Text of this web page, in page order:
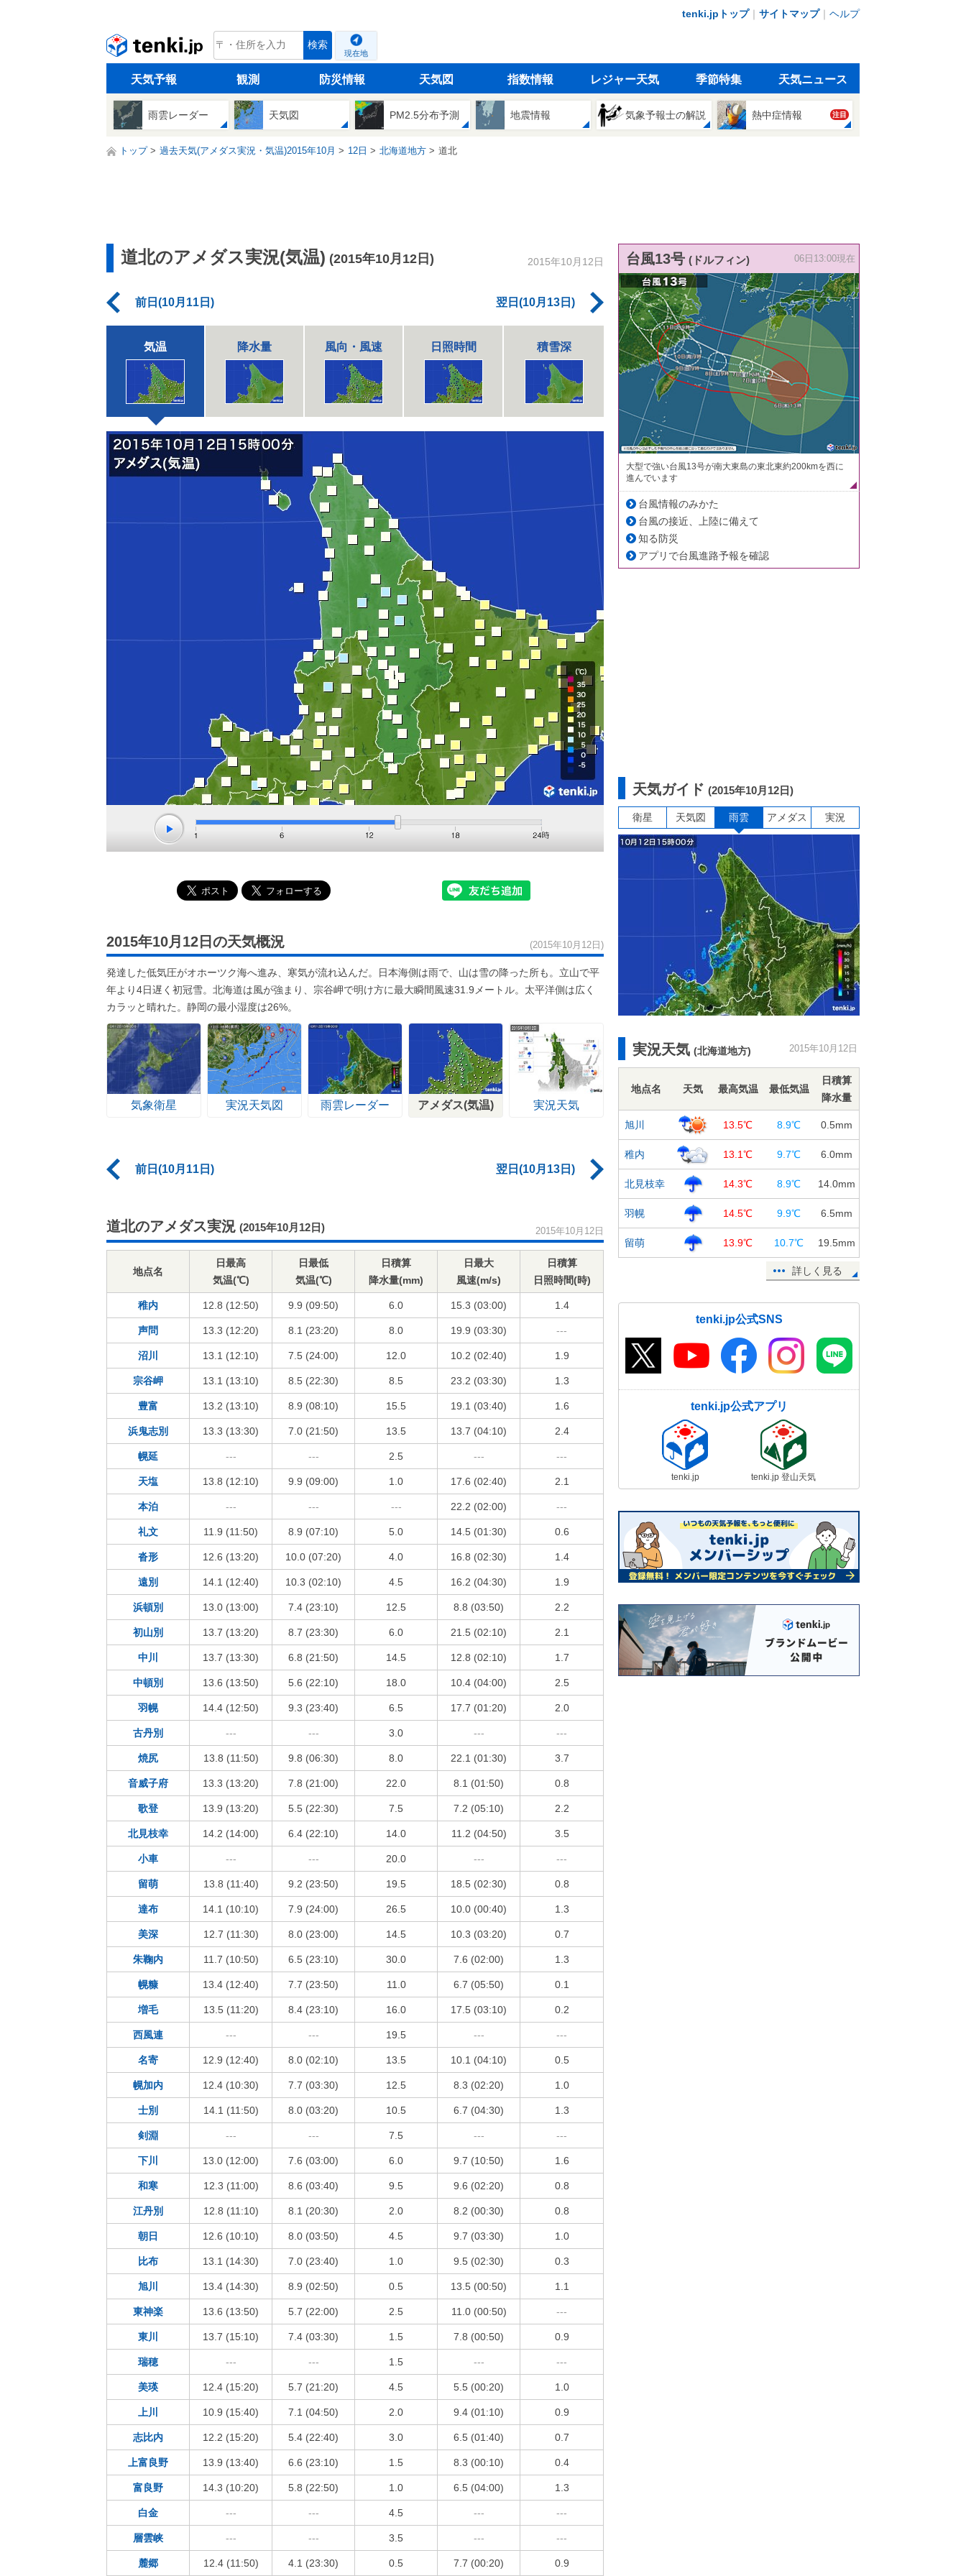
tenki.jpトップ｜ サイトマップ｜ ヘルプ
tenki.jp 検索
現在地
天気予報 観測 防災情報 天気図 指数情報 レジャー天気 季節特集 天気ニュース
雨雲レーダー 天気図 PM2.5分布予測 地震情報 気象予報士の解説 熱中症情報 注目
トップ 過去天気(アメダス実況・気温)2015年10月 12日 北海道地方 道北
道北のアメダス実況(気温) (2015年10月12日) 2015年10月12日
前日(10月11日) 翌日(10月13日)
気温 降水量 風向・風速 日照時間 積雪深
2015年10月12日の天気概況 (2015年10月12日)
発達した低気圧がオホーツク海へ進み、寒気が流れ込んだ。日本海側は雨で、山は雪の降った所も。立山で平
年より4日遅く初冠雪。北海道は風が強まり、宗谷岬で明け方に最大瞬間風速31.9メートル。太平洋側は広く
カラッと晴れた。静岡の最小湿度は26%。
気象衛星 実況天気図 雨雲レーダー アメダス(気温) 実況天気
前日(10月11日) 翌日(10月13日)
道北のアメダス実況 (2015年10月12日) 2015年10月12日
地点名
日最高
気温(℃)
日最低
気温(℃)
日積算
降水量(mm)
日最大
風速(m/s)
日積算
日照時間(時)
稚内 12.8 (12:50) 9.9 (09:50) 6.0 15.3 (03:00) 1.4
声問 13.3 (12:20) 8.1 (23:20) 8.0 19.9 (03:30) ---
沼川 13.1 (12:10) 7.5 (24:00) 12.0 10.2 (02:40) 1.9
宗谷岬 13.1 (13:10) 8.5 (22:30) 8.5 23.2 (03:30) 1.3
豊富 13.2 (13:10) 8.9 (08:10) 15.5 19.1 (03:40) 1.6
浜鬼志別 13.3 (13:30) 7.0 (21:50) 13.5 13.7 (04:10) 2.4
幌延 --- --- 2.5 --- ---
天塩 13.8 (12:10) 9.9 (09:00) 1.0 17.6 (02:40) 2.1
本泊 --- --- --- 22.2 (02:00) ---
礼文 11.9 (11:50) 8.9 (07:10) 5.0 14.5 (01:30) 0.6
沓形 12.6 (13:20) 10.0 (07:20) 4.0 16.8 (02:30) 1.4
遠別 14.1 (12:40) 10.3 (02:10) 4.5 16.2 (04:30) 1.9
浜頓別 13.0 (13:00) 7.4 (23:10) 12.5 8.8 (03:50) 2.2
初山別 13.7 (13:20) 8.7 (23:30) 6.0 21.5 (02:10) 2.1
中川 13.7 (13:30) 6.8 (21:50) 14.5 12.8 (02:10) 1.7
中頓別 13.6 (13:50) 5.6 (22:10) 18.0 10.4 (04:00) 2.5
羽幌 14.4 (12:50) 9.3 (23:40) 6.5 17.7 (01:20) 2.0
古丹別 --- --- 3.0 --- ---
焼尻 13.8 (11:50) 9.8 (06:30) 8.0 22.1 (01:30) 3.7
音威子府 13.3 (13:20) 7.8 (21:00) 22.0 8.1 (01:50) 0.8
歌登 13.9 (13:20) 5.5 (22:30) 7.5 7.2 (05:10) 2.2
北見枝幸 14.2 (14:00) 6.4 (22:10) 14.0 11.2 (04:50) 3.5
小車 --- --- 20.0 --- ---
留萌 13.8 (11:40) 9.2 (23:50) 19.5 18.5 (02:30) 0.8
達布 14.1 (10:10) 7.9 (24:00) 26.5 10.0 (00:40) 1.3
美深 12.7 (11:30) 8.0 (23:00) 14.5 10.3 (03:20) 0.7
朱鞠内 11.7 (10:50) 6.5 (23:10) 30.0 7.6 (02:00) 1.3
幌糠 13.4 (12:40) 7.7 (23:50) 11.0 6.7 (05:50) 0.1
増毛 13.5 (11:20) 8.4 (23:10) 16.0 17.5 (03:10) 0.2
西風連 --- --- 19.5 --- ---
名寄 12.9 (12:40) 8.0 (02:10) 13.5 10.1 (04:10) 0.5
幌加内 12.4 (10:30) 7.7 (03:30) 12.5 8.3 (02:20) 1.0
士別 14.1 (11:50) 8.0 (03:20) 10.5 6.7 (04:30) 1.3
剣淵 --- --- 7.5 --- ---
下川 13.0 (12:00) 7.6 (03:00) 6.0 9.7 (10:50) 1.6
和寒 12.3 (11:00) 8.6 (03:40) 9.5 9.6 (02:20) 0.8
江丹別 12.8 (11:10) 8.1 (20:30) 2.0 8.2 (00:30) 0.8
朝日 12.6 (10:10) 8.0 (03:50) 4.5 9.7 (03:30) 1.0
比布 13.1 (14:30) 7.0 (23:40) 1.0 9.5 (02:30) 0.3
旭川 13.4 (14:30) 8.9 (02:50) 0.5 13.5 (00:50) 1.1
東神楽 13.6 (13:50) 5.7 (22:00) 2.5 11.0 (00:50) ---
東川 13.7 (15:10) 7.4 (03:30) 1.5 7.8 (00:50) 0.9
瑞穂 --- --- 1.5 --- ---
美瑛 12.4 (15:20) 5.7 (21:20) 4.5 5.5 (00:20) 1.0
上川 10.9 (15:40) 7.1 (04:50) 2.0 9.4 (01:10) 0.9
志比内 12.2 (15:20) 5.4 (22:40) 3.0 6.5 (01:40) 0.7
上富良野 13.9 (13:40) 6.6 (23:10) 1.5 8.3 (00:10) 0.4
富良野 14.3 (10:20) 5.8 (22:50) 1.0 6.5 (04:00) 1.3
白金 --- --- 4.5 --- ---
層雲峡 --- --- 3.5 --- ---
麓郷 12.4 (11:50) 4.1 (23:30) 0.5 7.7 (00:20) 0.9
台風13号 (ドルフィン) 06日13:00現在
大型で強い台風13号が南大東島の東北東約200kmを西に
進んでいます
台風情報のみかた
台風の接近、上陸に備えて
知る防災
アプリで台風進路予報を確認
天気ガイド (2015年10月12日)
衛星 天気図 雨雲 アメダス 実況
実況天気 (北海道地方) 2015年10月12日
地点名 天気 最高気温 最低気温
日積算
降水量
旭川 13.5℃ 8.9℃ 0.5mm
稚内 13.1℃ 9.7℃ 6.0mm
北見枝幸 14.3℃ 8.9℃ 14.0mm
羽幌 14.5℃ 9.9℃ 6.5mm
留萌 13.9℃ 10.7℃ 19.5mm
詳しく見る
tenki.jp公式SNS
tenki.jp公式アプリ
tenki.jp tenki.jp 登山天気